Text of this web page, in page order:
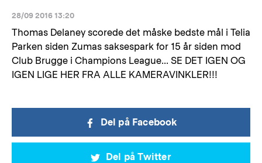
28/09 2016 13:20
Thomas Delaney scorede det måske bedste mål i Telia
Parken siden Zumas saksespark for 15 år siden mod
Club Brugge i Champions League... SE DET IGEN OG
IGEN LIGE HER FRA ALLE KAMERAVINKLER!!!
Del på Facebook
Del på Twitter